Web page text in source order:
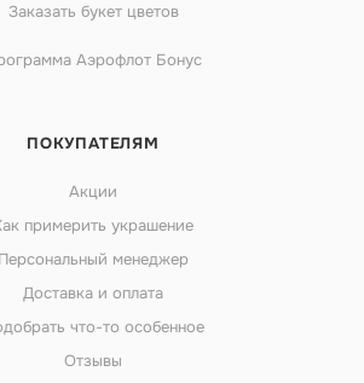
Заказать букет цветов
Аэрофлот Бонус
ПОКУПАТЕЛЯМ
Акции
примерить украшение
Персональный менеджер
Доставка и оплата
что-то особенное
Отзывы